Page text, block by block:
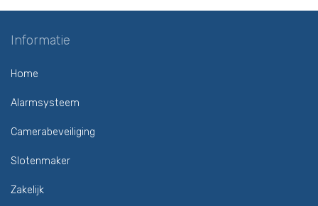
Informatie
Home
Alarmsysteem
Camerabeveiliging
Slotenmaker
Zakelijk